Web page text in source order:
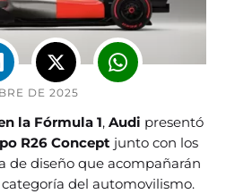
DE 2025
la Fórmula 1,Audi presentó
R26 Concept junto con los
de diseño que acompañarán
del automovilismo.